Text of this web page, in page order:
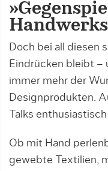
Doch bei all diesen
Eindrücken bleibt
immer mehr der
Designprodukten.
Talks
Ob mit Hand
gewebte Textilien,